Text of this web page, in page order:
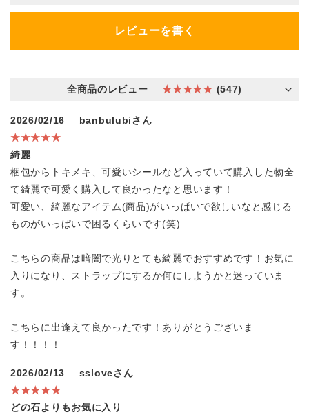
レビューを書く
全商品のレビュー ★★★★★ (547)
2026/02/16
banbulubiさん
★★★★★
綺麗
梱包からトキメキ、可愛いシールなど入っていて購入した物全
て綺麗で可愛く購入して良かったなと思います！
可愛い、綺麗なアイテム(商品)がいっぱいで欲しいなと感じる
ものがいっぱいで困るくらいです(笑)
こちらの商品は暗闇で光りとても綺麗でおすすめです！お気に
入りになり、ストラップにするか何にしようかと迷っていま
す。
こちらに出逢えて良かったです！ありがとうございま
す！！！！
2026/02/13
ssloveさん
★★★★★
どの石よりもお気に入り